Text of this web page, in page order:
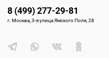
8 (499) 277-29-81
г. Москва, 3-я улица Ямского Поля, 28